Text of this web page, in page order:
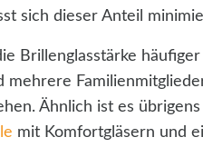
sich dieser Anteil
Brillenglasstärke
mehrere
Ähnlich ist es
mit Komfortgläsern und